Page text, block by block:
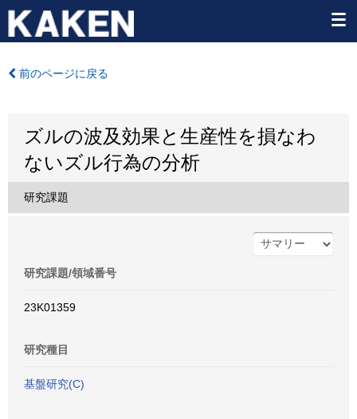
前のページに戻る
ズルの波及効果と生産性を損なわ
ないズル行為の分析
研究課題
研究課題/領域番号
23K01359
研究種目
基盤研究(C)